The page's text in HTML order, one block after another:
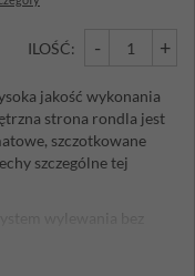
ILOŚĆ: - +
jakość wykonania
strona rondla jest
szczotkowane
szczególne tej
nierdzewnej;